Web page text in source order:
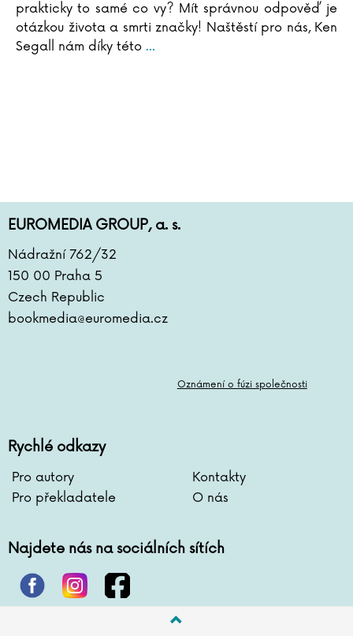
prakticky to samé co vy? Mít správnou odpověď je
otázkou života a smrti značky! Naštěstí pro nás, Ken
Segall nám díky této ...
EUROMEDIA GROUP, a. s.
Nádražní 762/32
150 00 Praha 5
Czech Republic
bookmedia@euromedia.cz
Oznámení o fúzi společnosti
Rychlé odkazy
Pro autory
Kontakty
Pro překladatele
O nás
Najdete nás na sociálních sítích